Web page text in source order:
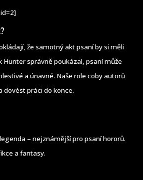
že samotný akt psaní by si měli
Hunter správně poukázal, psaní může
a únavné. Naše role coby autorů
dovést práci do konce.
– nejznámější pro psaní hororů.
a fantasy.